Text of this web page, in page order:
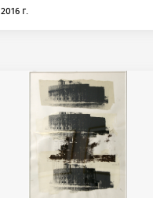
2016 г.